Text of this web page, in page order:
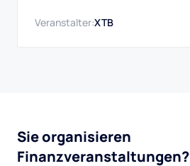
Veranstalter:XTB
Sie organisieren
Finanzveranstaltungen?